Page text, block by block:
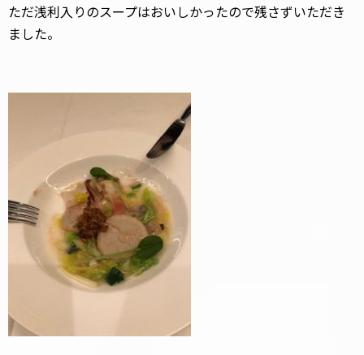
ただ浅利入りのスープはおいしかったので残さずいただき
ました。